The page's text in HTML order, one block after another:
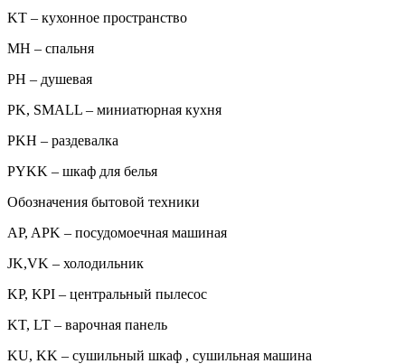
KT – кухонное пространство
MH – спальня
PH – душевая
PK, SMALL – миниатюрная кухня
PKH – раздевалка
PYKK – шкаф для белья
Обозначения бытовой техники
AP, APK – посудомоечная машиная
JK,VK – холодильник
KP, KPI – центральный пылесос
KT, LT – варочная панель
KU, KK – сушильный шкаф , сушильная машина